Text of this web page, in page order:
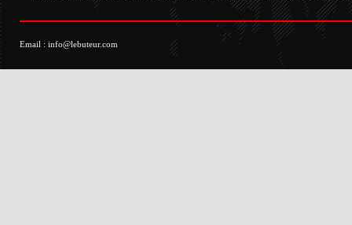
Email : info@lebuteur.com